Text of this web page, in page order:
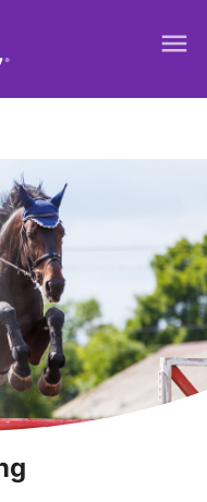
menu